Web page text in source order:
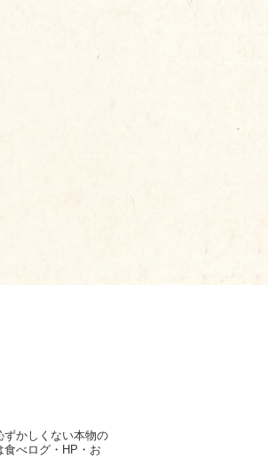
ずかしくない本物の
べログ・HP・お